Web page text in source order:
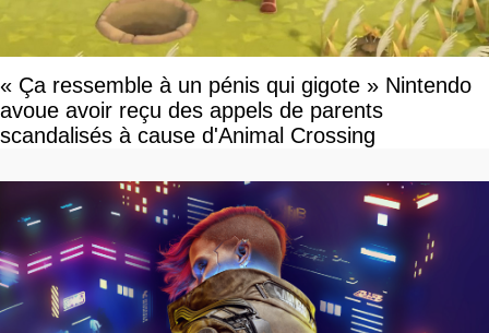
« Ça ressemble à un pénis qui gigote » Nintendo
avoue avoir reçu des appels de parents
scandalisés à cause d'Animal Crossing